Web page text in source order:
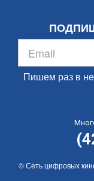
Пишем раз в
© Сеть цифровых